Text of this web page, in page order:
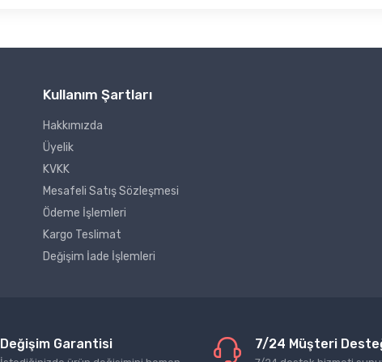
Kullanım Şartları
Hakkımızda
Üyelik
KVKK
Mesafeli Satış Sözleşmesi
Ödeme İşlemleri
Kargo Teslimat
Değişim İade İşlemleri
Değişim Garantisi 7/24 Müşteri